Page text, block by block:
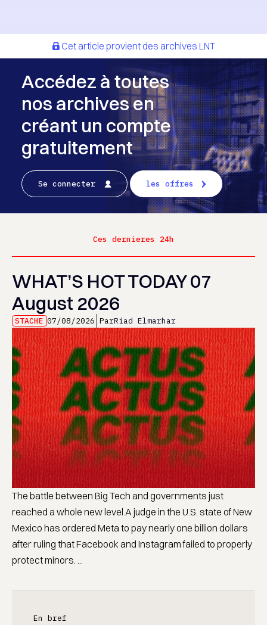
Cet article provient des archives LNT
Accédez à toutes
nos archives en
créant un compte
gratuitement
Se connecter les offres
Ces dernieres 24h
WHAT’S HOT TODAY 07
August 2026
STACHE 07/08/2026 ParRiad Elmarhar
The battle between Big Tech and governments just
reached a whole new level.A judge in the U.S. state of New
Mexico has ordered Meta to pay nearly one billion dollars
after ruling that Facebook and Instagram failed to properly
protect minors. ...
En bref